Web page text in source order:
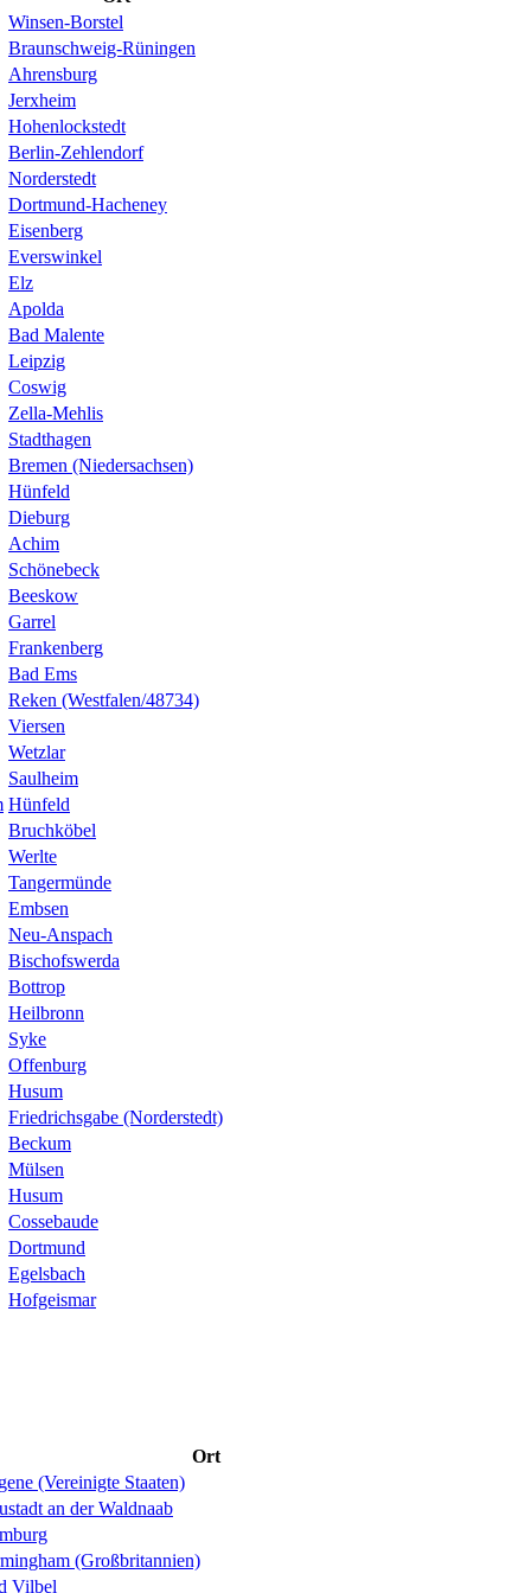
Winsen-Borstel
Braunschweig-Rüningen
Ahrensburg
Jerxheim
Hohenlockstedt
Berlin-Zehlendorf
Norderstedt
Dortmund-Hacheney
Eisenberg
Everswinkel
Elz
Apolda
Bad Malente
Leipzig
Coswig
Zella-Mehlis
Stadthagen
Bremen (Niedersachsen)
Hünfeld
Dieburg
Achim
Schönebeck
Beeskow
Garrel
Frankenberg
Bad Ems
Reken (Westfalen/48734)
Viersen
Wetzlar
Saulheim
Hünfeld
Bruchköbel
Werlte
Tangermünde
Embsen
Neu-Anspach
Bischofswerda
Bottrop
Heilbronn
Syke
Offenburg
Husum
Friedrichsgabe (Norderstedt)
Beckum
Mülsen
Husum
Cossebaude
Dortmund
Egelsbach
Hofgeismar
Ort
(Vereinigte Staaten)
an der Waldnaab
(Großbritannien)
Vilbel